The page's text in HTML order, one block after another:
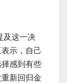
及这一决
示，自己
感到有些
新回归金